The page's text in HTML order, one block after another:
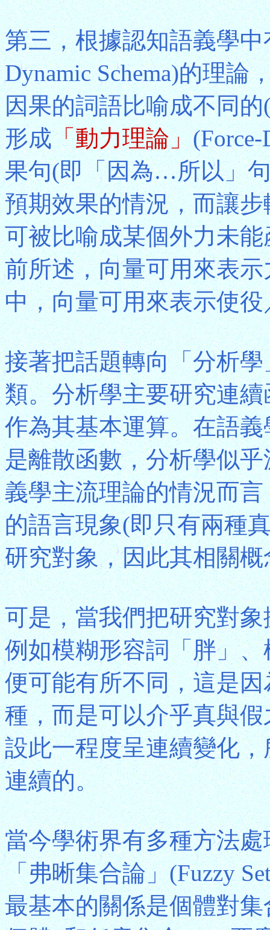
第三，根據認知語義學
Dynamic Schema)的理
因果的詞語比喻成不同
形成「動力理論」
果句(即「因為…所以」
預期效果的情況，而讓
可被比喻成某個外力未
前所述，向量可用來表
中，向量可用來表示使
接著把話題轉向「分析
類。分析學主要研究連
作為其基本運算。在語
是離散函數，分析學似
義學主流理論的情況而
的語言現象(即只有兩種
研究對象，因此其相關
可是，當我們把研究對
例如模糊形容詞「胖」
便可能有所不同，這是
種，而是可以介乎真與
設此一程度呈連續變化
連續的。
當今學術界有多種方法
「弗晰集合論」(Fuzzy
最基本的關係是個體對